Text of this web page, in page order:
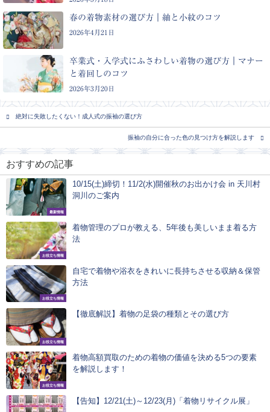
春の着物素材の選び方｜紬と小紋のコツ
2026年4月21日
卒業式・入学式にふさわしい着物の選び方｜マナー
と着回しのコツ
2026年3月20日
絶対に失敗したくない！成人式の振袖の選び方
振袖の自分に合った色の見つけ方を解説します
おすすめの記事
最新情報
10/15(土)締切！11/2(水)開催秋のお出かけ会 in 天川村
洞川のご案内
お役立ち情報
着物管理のプロが教える、5年後も美しいまま着る方
法
お役立ち情報
自宅で着物や浴衣をきれいに長持ちさせる収納＆保管
方法
お役立ち情報
【徹底解説】着物の足袋の種類とその選び方
お役立ち情報
着物高額買取のための着物の価値を決める5つの要素
を解説します！
【告知】12/21(土)～12/23(月)「着物リサイクル展」